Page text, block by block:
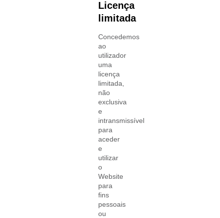
Licença
limitada
Concedemos
ao
utilizador
uma
licença
limitada,
não
exclusiva
e
intransmissível
para
aceder
e
utilizar
o
Website
para
fins
pessoais
ou